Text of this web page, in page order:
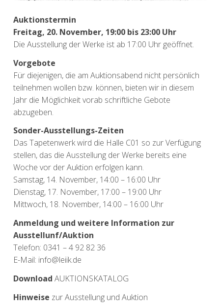
Auktionstermin
Freitag, 20. November, 19:00 bis 23:00 Uhr
Die Ausstellung der Werke ist ab 17:00 Uhr geöffnet.
Vorgebote
Für diejenigen, die am Auktionsabend nicht persönlich
teilnehmen wollen bzw. können, bieten wir in diesem
Jahr die Möglichkeit vorab schriftliche Gebote
abzugeben.
Sonder-Ausstellungs-Zeiten
Das Tapetenwerk wird die Halle C01 so zur Verfügung
stellen, das die Ausstellung der Werke bereits eine
Woche vor der Auktion erfolgen kann.
Samstag, 14. November, 14:00 – 16:00 Uhr
Dienstag, 17. November, 17:00 – 19:00 Uhr
Mittwoch, 18. November, 14:00 – 16:00 Uhr
Anmeldung und weitere Information zur
Ausstellunf/Auktion
Telefon: 0341 – 4 92 82 36
E-Mail: info@leiik.de
Download AUKTIONSKATALOG
Hinweise zur Ausstellung und Auktion